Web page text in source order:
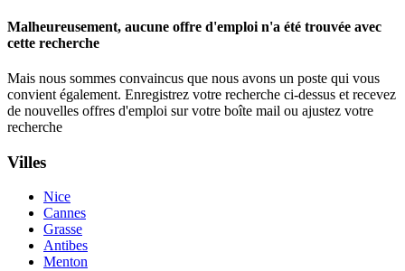
Malheureusement, aucune offre d'emploi n'a été trouvée avec
cette recherche
Mais nous sommes convaincus que nous avons un poste qui vous
convient également. Enregistrez votre recherche ci-dessus et recevez
de nouvelles offres d'emploi sur votre boîte mail ou ajustez votre
recherche
Villes
Nice
Cannes
Grasse
Antibes
Menton